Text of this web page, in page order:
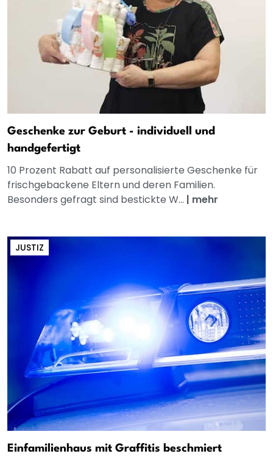
Geschenke zur Geburt - individuell und
handgefertigt
10 Prozent Rabatt auf personalisierte Geschenke für
frischgebackene Eltern und deren Familien.
Besonders gefragt sind bestickte W... | mehr
JUSTIZ
Einfamilienhaus mit Graffitis beschmiert